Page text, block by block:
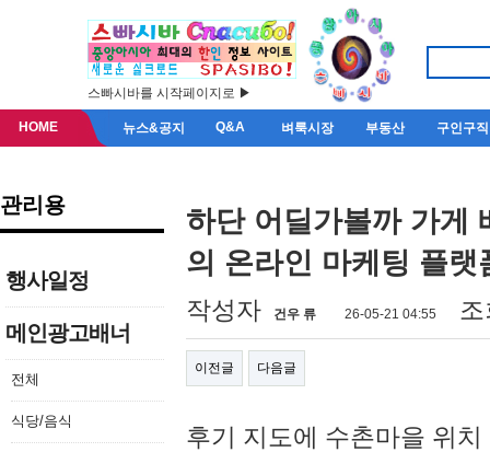
스빠시바를 시작페이지로 ▶
HOME 뉴스&공지 Q&A 벼룩시장 부동산 구인구직
관리용
행사일정
메인광고배너
전체
식당/음식
하단 어딜가볼까 가게
의 온라인 마케팅
페이지 정보
작성자 건우 류 26-05-21 04:55
이전글 다음글
후기 지도에 수촌마을 위